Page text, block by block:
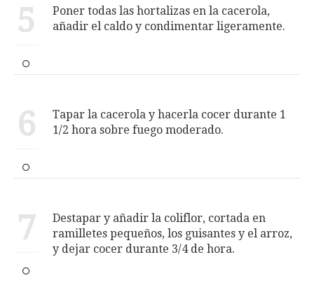
5
Poner todas las hortalizas en la cacerola,
añadir el caldo y condimentar ligeramente.
6
Tapar la cacerola y hacerla cocer durante 1
1/2 hora sobre fuego moderado.
7
Destapar y añadir la coliflor, cortada en
ramilletes pequeños, los guisantes y el arroz,
y dejar cocer durante 3/4 de hora.